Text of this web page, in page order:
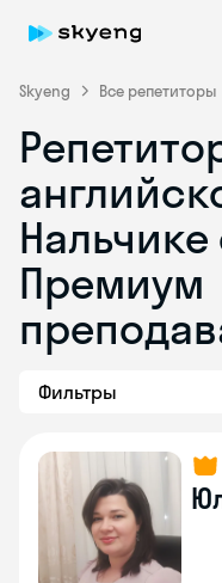
Skyeng Все репетиторы
Премиум
Фильтры
Skyeng Chat
online